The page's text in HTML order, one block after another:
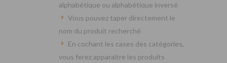
alphabétique ou alphabétique inversé
Vous pouvez taper directement le
nom du produit recherché
En cochant les cases des catégories,
vous ferez apparaitre les produits